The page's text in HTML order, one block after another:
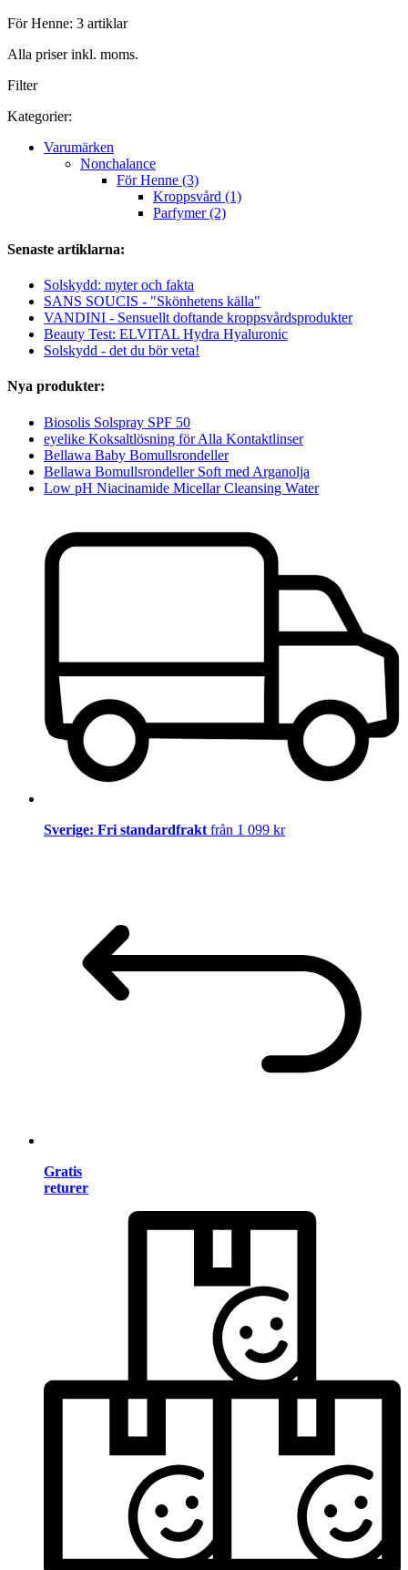
För Henne: 3 artiklar
Alla priser inkl. moms.
Filter
Kategorier:
Varumärken
Nonchalance
För Henne (3)
Kroppsvård (1)
Parfymer (2)
Senaste artiklarna:
Solskydd: myter och fakta
SANS SOUCIS - "Skönhetens källa"
VANDINI - Sensuellt doftande kroppsvårdsprodukter
Beauty Test: ELVITAL Hydra Hyaluronic
Solskydd - det du bör veta!
Nya produkter:
Biosolis Solspray SPF 50
eyelike Koksaltlösning för Alla Kontaktlinser
Bellawa Baby Bomullsrondeller
Bellawa Bomullsrondeller Soft med Arganolja
Low pH Niacinamide Micellar Cleansing Water
Sverige: Fri standardfrakt från 1 099 kr
Gratis
returer